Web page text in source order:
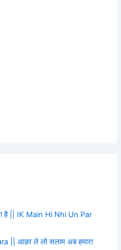
है || IK Main Hi Nhi Un Par
|| आक़ा ले लो सलाम अब हमारा